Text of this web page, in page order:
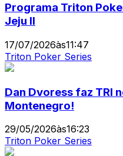
Programa Triton
Jeju II
17/07/2026às11:47
Triton Poker Series
Dan Dvoress faz TRI
Montenegro!
29/05/2026às16:23
Triton Poker Series